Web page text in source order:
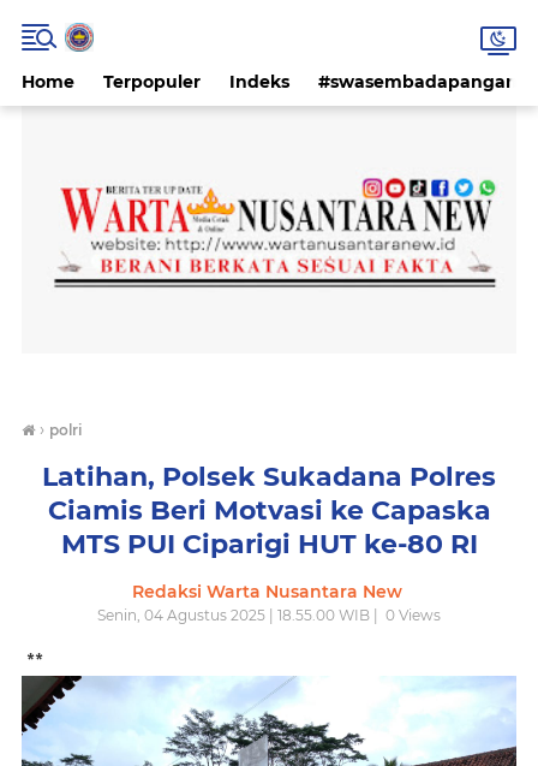
Home Terpopuler Indeks #swasembadapangan
› polri
Latihan, Polsek Sukadana Polres
Ciamis Beri Motvasi ke Capaska
MTS PUI Ciparigi HUT ke-80 RI
Redaksi Warta Nusantara New
Senin, 04 Agustus 2025 | 18.55.00 WIB | 0 Views
**